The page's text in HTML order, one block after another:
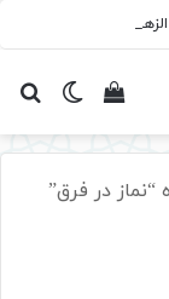
(س)
تغییرمشاهده
در فرق”